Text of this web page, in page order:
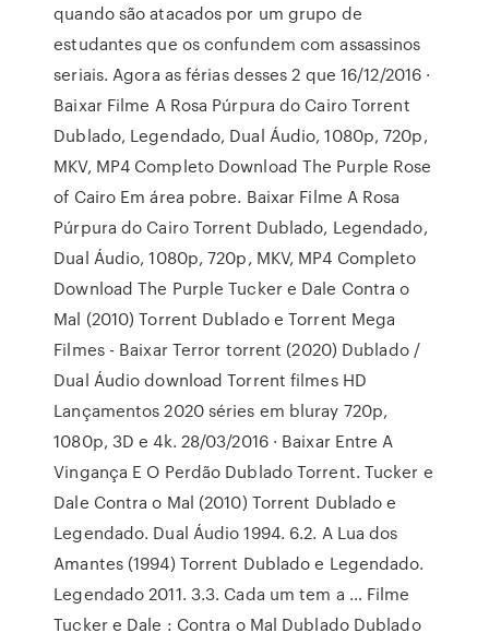
quando são atacados por um grupo de
estudantes que os confundem com assassinos
seriais. Agora as férias desses 2 que 16/12/2016 ·
Baixar Filme A Rosa Púrpura do Cairo Torrent
Dublado, Legendado, Dual Áudio, 1080p, 720p,
MKV, MP4 Completo Download The Purple Rose
of Cairo Em área pobre. Baixar Filme A Rosa
Púrpura do Cairo Torrent Dublado, Legendado,
Dual Áudio, 1080p, 720p, MKV, MP4 Completo
Download The Purple Tucker e Dale Contra o
Mal (2010) Torrent Dublado e Torrent Mega
Filmes - Baixar Terror torrent (2020) Dublado /
Dual Áudio download Torrent filmes HD
Lançamentos 2020 séries em bluray 720p,
1080p, 3D e 4k. 28/03/2016 · Baixar Entre A
Vingança E O Perdão Dublado Torrent. Tucker e
Dale Contra o Mal (2010) Torrent Dublado e
Legendado. Dual Áudio 1994. 6.2. A Lua dos
Amantes (1994) Torrent Dublado e Legendado.
Legendado 2011. 3.3. Cada um tem a … Filme
Tucker e Dale : Contra o Mal Dublado Dublado